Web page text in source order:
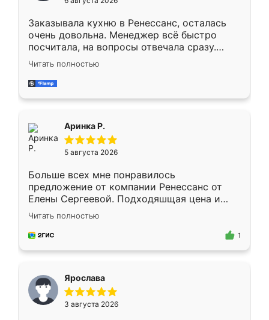
мебели буду заказывать только здесь.
Заказывала кухню в Ренессанс, осталась
очень довольна. Менеджер всё быстро
посчитала, на вопросы отвечала сразу.
Замерщик приехал в субботу, подошёл к
делу со всей ответственностью. Собрали
за день, ребята работали аккуратно, даже
Читать полностью
Аринка Р.
5 августа 2026
Больше всех мне понравилось
предложение от компании Ренессанс от
Елены Сергеевой. Подходяшщая цена и
короткие сроки изготовления. Приехавший
для замера сотрудник Владислав
предложил по моему эскизу самый
Читать полностью
1
Ярослава
3 августа 2026